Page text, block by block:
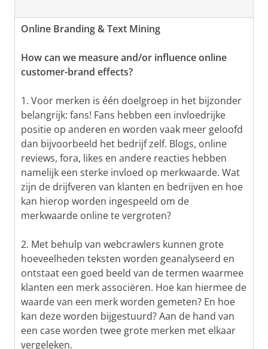
Online Branding & Text Mining
How can we measure and/or influence online
customer-brand effects?
1. Voor merken is één doelgroep in het bijzonder
belangrijk: fans! Fans hebben een invloedrijke
positie op anderen en worden vaak meer geloofd
dan bijvoorbeeld het bedrijf zelf. Blogs, online
reviews, fora, likes en andere reacties hebben
namelijk een sterke invloed op merkwaarde. Wat
zijn de drijfveren van klanten en bedrijven en hoe
kan hierop worden ingespeeld om de
merkwaarde online te vergroten?
2. Met behulp van webcrawlers kunnen grote
hoeveelheden teksten worden geanalyseerd en
ontstaat een goed beeld van de termen waarmee
klanten een merk associëren. Hoe kan hiermee de
waarde van een merk worden gemeten? En hoe
kan deze worden bijgestuurd? Aan de hand van
een case worden twee grote merken met elkaar
vergeleken.